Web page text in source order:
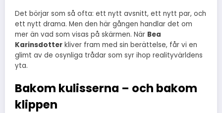
Det börjar som så ofta: ett nytt avsnitt, ett nytt par, och
ett nytt drama. Men den här gången handlar det om
mer än vad som visas på skärmen. När Bea
Karinsdotter kliver fram med sin berättelse, får vi en
glimt av de osynliga trådar som syr ihop realityvärldens
yta.
Bakom kulisserna – och bakom
klippen